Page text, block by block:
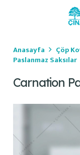
Anasayfa
Çöp
Paslanmaz Saksılar
Carnation